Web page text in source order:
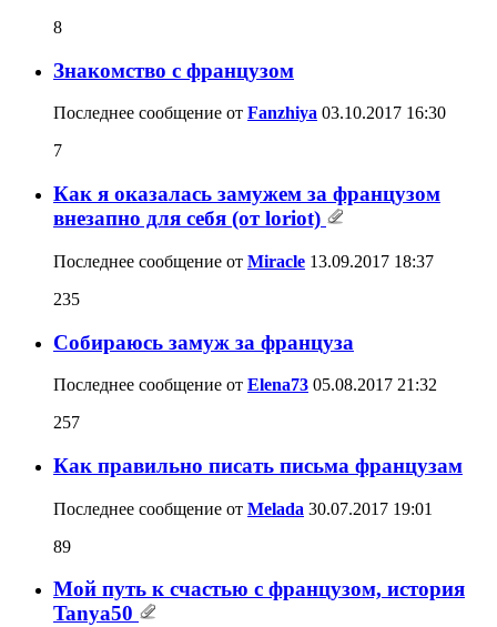
8
Знакомство с французом
Последнее сообщение от Fanzhiya 03.10.2017 16:30
7
Как я оказалась замужем за французом
внезапно для себя (от loriot)
Последнее сообщение от Miracle 13.09.2017 18:37
235
Собираюсь замуж за француза
Последнее сообщение от Elena73 05.08.2017 21:32
257
Как правильно писать письма французам
Последнее сообщение от Melada 30.07.2017 19:01
89
Мой путь к счастью с французом, история
Tanya50